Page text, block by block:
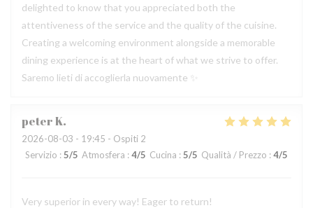
delighted to know that you appreciated both the
attentiveness of the service and the quality of the cuisine.
Creating a welcoming environment alongside a memorable
dining experience is at the heart of what we strive to offer.
Saremo lieti di accoglierla nuovamente ✨
peterK
2026-08-03 - 19:45 - Ospiti 2
Servizio : 5/5 Atmosfera : 4/5 Cucina : 5/5 Qualità / Prezzo : 4/5
Very superior in every way! Eager to return!